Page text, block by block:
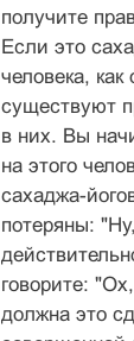
получите
Если это
человека,
существуют
в них. Вы
на этого
сахаджа-
потеряны:
говорите:
должна это